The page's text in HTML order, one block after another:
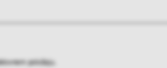
položaju.